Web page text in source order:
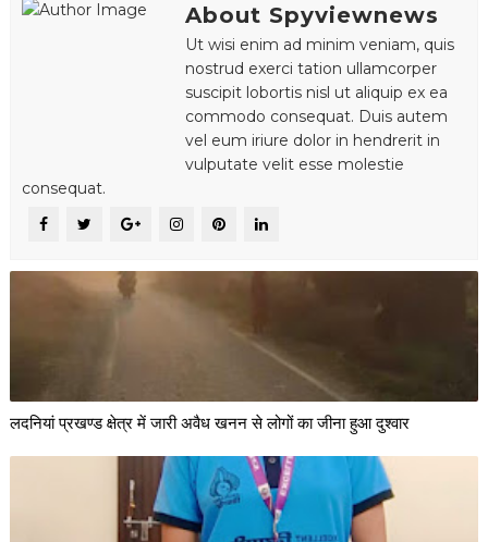
About Spyviewnews
Ut wisi enim ad minim veniam, quis
nostrud exerci tation ullamcorper
suscipit lobortis nisl ut aliquip ex ea
commodo consequat. Duis autem
vel eum iriure dolor in hendrerit in
vulputate velit esse molestie
consequat.
लदनियां प्रखण्ड क्षेत्र में जारी अवैध खनन से लोगों का जीना हुआ दुश्वार